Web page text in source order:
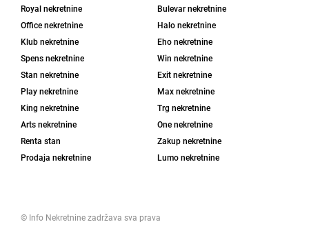
Royal nekretnine
Bulevar nekretnine
Office nekretnine
Halo nekretnine
Klub nekretnine
Eho nekretnine
Spens nekretnine
Win nekretnine
Stan nekretnine
Exit nekretnine
Play nekretnine
Max nekretnine
King nekretnine
Trg nekretnine
Arts nekretnine
One nekretnine
Renta stan
Zakup nekretnine
Prodaja nekretnine
Lumo nekretnine
© Info Nekretnine zadržava sva prava